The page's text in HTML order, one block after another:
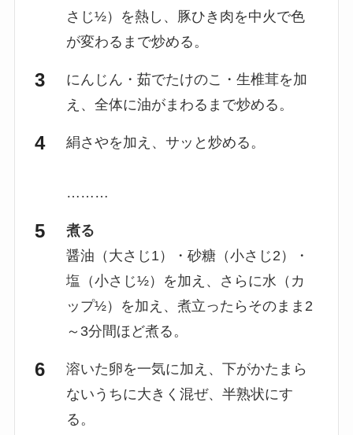
さじ½）を熱し、豚ひき肉を中火で色
が変わるまで炒める。
にんじん・茹でたけのこ・生椎茸を加
え、全体に油がまわるまで炒める。
絹さやを加え、サッと炒める。
………
煮る
醤油（大さじ1）・砂糖（小さじ2）・
塩（小さじ½）を加え、さらに水（カ
ップ½）を加え、煮立ったらそのまま2
～3分間ほど煮る。
溶いた卵を一気に加え、下がかたまら
ないうちに大きく混ぜ、半熟状にす
る。